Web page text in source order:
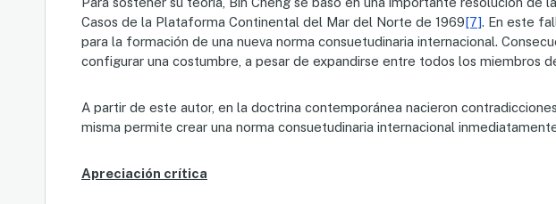
Casos de la Plataforma Continental del Mar del Norte de 1969[7]. En este
para la formación de una nueva norma consuetudinaria internacional.
configurar una costumbre, a pesar de expandirse entre todos los miembros
A partir de este autor, en la doctrina contemporánea nacieron
misma permite crear una norma consuetudinaria internacional
Apreciación crítica